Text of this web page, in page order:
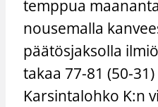
temppua
nousemalla
päätösjaksolla
takaa 77-81 (50-
Karsintalohko K:n